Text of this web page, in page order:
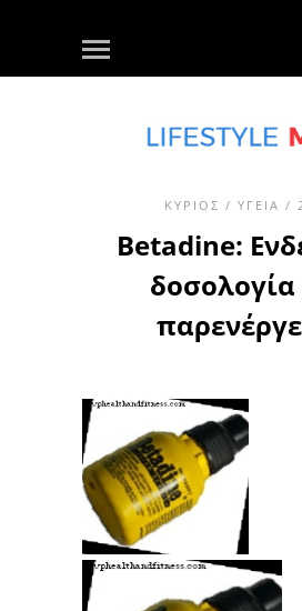
ΚΎΡΙΟΣ / ΥΓΕΊΑ /
Betadine:
δοσολογία